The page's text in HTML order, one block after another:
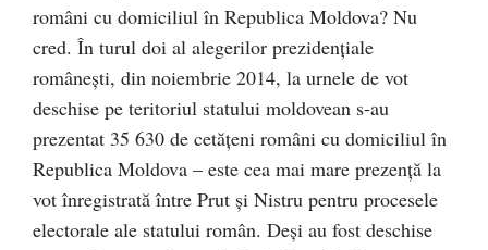
români cu domiciliul în Republica Moldova? Nu
cred. În turul doi al alegerilor prezidențiale
românești, din noiembrie 2014, la urnele de vot
deschise pe teritoriul statului moldovean s-au
prezentat 35 630 de cetățeni români cu domiciliul în
Republica Moldova – este cea mai mare prezență la
vot înregistrată între Prut și Nistru pentru procesele
electorale ale statului român. Deși au fost deschise